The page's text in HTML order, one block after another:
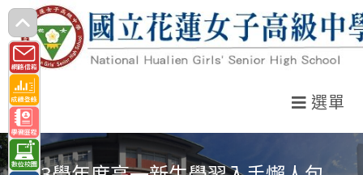
跳
轉
至
主
要
內
容
選單